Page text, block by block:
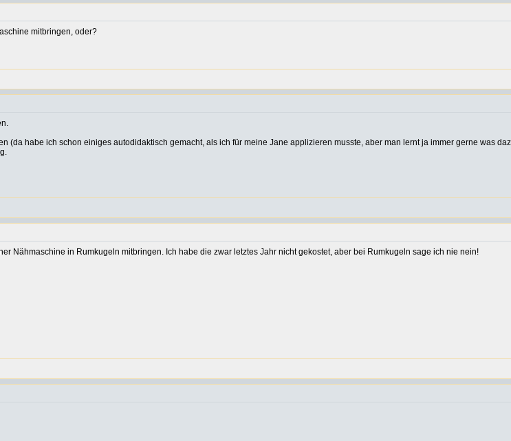
mitbringen, oder?
(da habe ich schon einiges autodidaktisch gemacht, als ich für meine Jane applizieren musste, aber man lernt ja immer gerne was
Nähmaschine in Rumkugeln mitbringen. Ich habe die zwar letztes Jahr nicht gekostet, aber bei Rumkugeln sage ich nie nein!